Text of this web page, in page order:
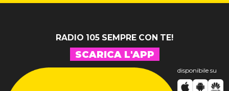
RADIO 105 SEMPRE CON TE!
SCARICA L'APP
disponibile su